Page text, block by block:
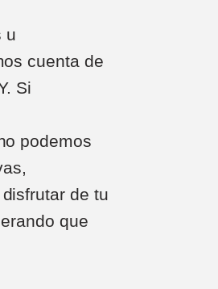
u
cuenta de
Si
podemos
de tu
que